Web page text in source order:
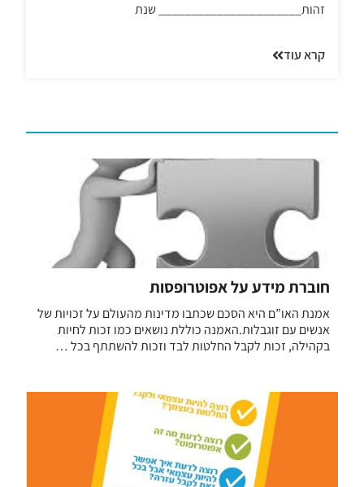
זהות______________________ שנת
קרא עוד
חוברת מידע על אפוטרופסות
אמנת האו”ם היא הסכם שכתבו מדינות מהעולם על זכויות של
אנשים עם זוגבלות.האמנה כוללת נושאים כמו זכות לחיות
בקהילה, זכות לקבל החלטות לבד וזכות להשתתף בכל …